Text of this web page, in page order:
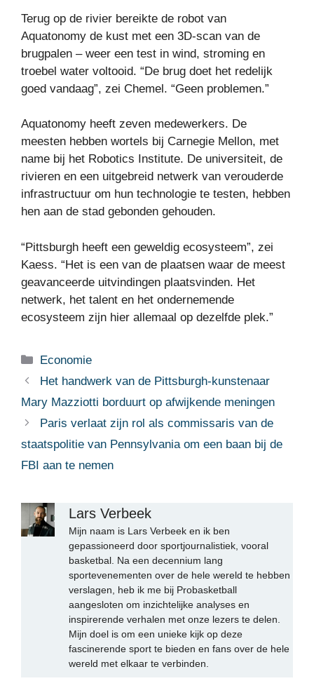
Terug op de rivier bereikte de robot van
Aquatonomy de kust met een 3D-scan van de
brugpalen – weer een test in wind, stroming en
troebel water voltooid. “De brug doet het redelijk
goed vandaag”, zei Chemel. “Geen problemen.”
Aquatonomy heeft zeven medewerkers. De
meesten hebben wortels bij Carnegie Mellon, met
name bij het Robotics Institute. De universiteit, de
rivieren en een uitgebreid netwerk van verouderde
infrastructuur om hun technologie te testen, hebben
hen aan de stad gebonden gehouden.
“Pittsburgh heeft een geweldig ecosysteem”, zei
Kaess. “Het is een van de plaatsen waar de meest
geavanceerde uitvindingen plaatsvinden. Het
netwerk, het talent en het ondernemende
ecosysteem zijn hier allemaal op dezelfde plek.”
Categorieën
Economie
Het handwerk van de Pittsburgh-kunstenaar
Mary Mazziotti borduurt op afwijkende meningen
Paris verlaat zijn rol als commissaris van de
staatspolitie van Pennsylvania om een ​​baan bij de
FBI aan te nemen
Lars Verbeek
Mijn naam is Lars Verbeek en ik ben
gepassioneerd door sportjournalistiek, vooral
basketbal. Na een decennium lang
sportevenementen over de hele wereld te hebben
verslagen, heb ik me bij Probasketball
aangesloten om inzichtelijke analyses en
inspirerende verhalen met onze lezers te delen.
Mijn doel is om een unieke kijk op deze
fascinerende sport te bieden en fans over de hele
wereld met elkaar te verbinden.